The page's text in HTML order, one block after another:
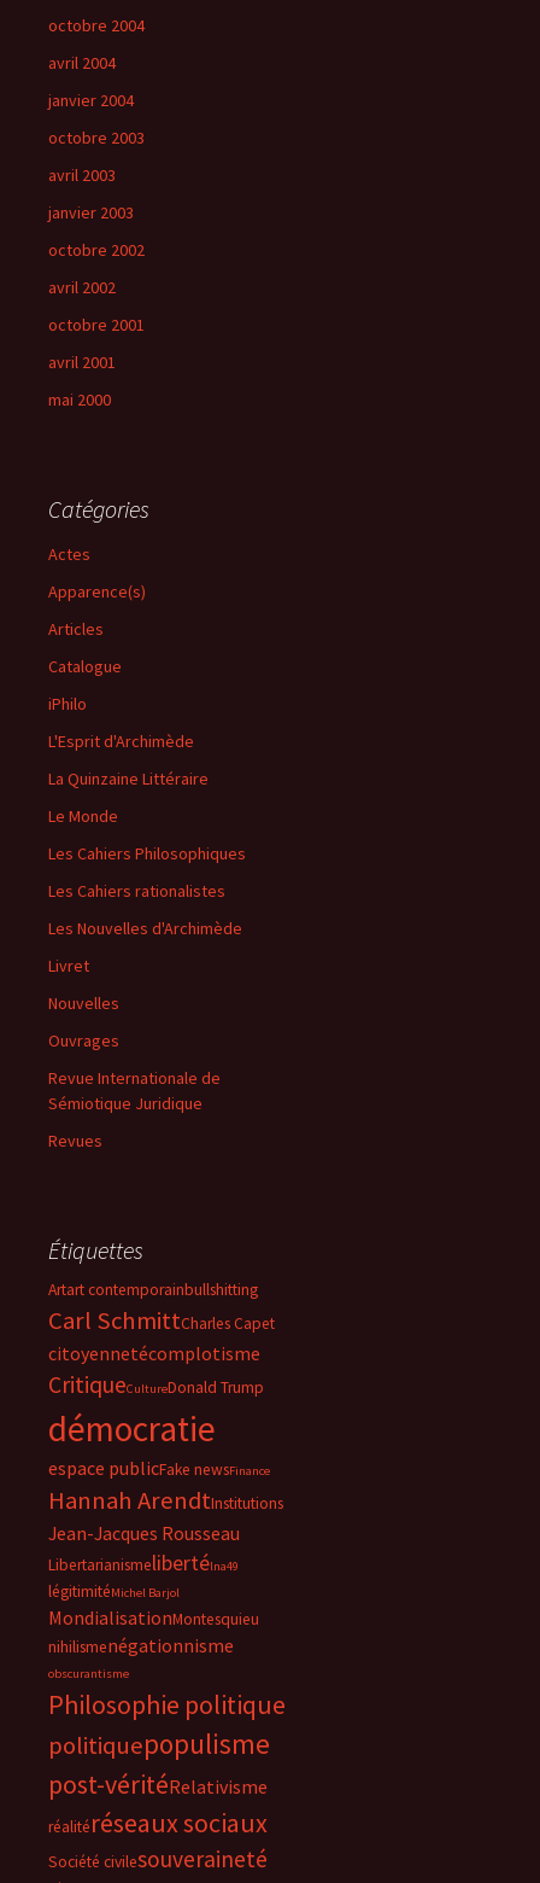
octobre 2004
avril 2004
janvier 2004
octobre 2003
avril 2003
janvier 2003
octobre 2002
avril 2002
octobre 2001
avril 2001
mai 2000
Catégories
Actes
Apparence(s)
Articles
Catalogue
iPhilo
L'Esprit d'Archimède
La Quinzaine Littéraire
Le Monde
Les Cahiers Philosophiques
Les Cahiers rationalistes
Les Nouvelles d'Archimède
Livret
Nouvelles
Ouvrages
Revue Internationale de
Sémiotique Juridique
Revues
Étiquettes
Artart contemporainbullshitting
Carl SchmittCharles Capet
citoyennetécomplotisme
CritiqueCultureDonald Trump
démocratie
espace publicFake newsFinance
Hannah ArendtInstitutions
Jean-Jacques Rousseau
Libertarianismelibertélna49
légitimitéMichel Barjol
MondialisationMontesquieu
nihilismenégationnisme
obscurantisme
Philosophie politique
politiquepopulisme
post-véritéRelativisme
réalitéréseaux sociaux
Société civilesouveraineté